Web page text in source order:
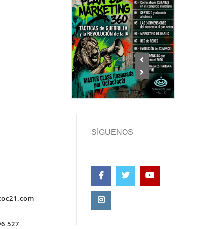
527
SÍGUENOS